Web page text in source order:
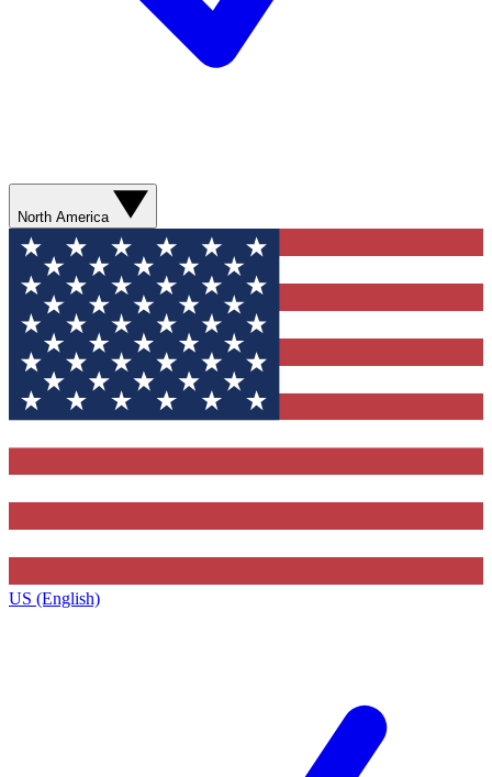
North America
US (English)